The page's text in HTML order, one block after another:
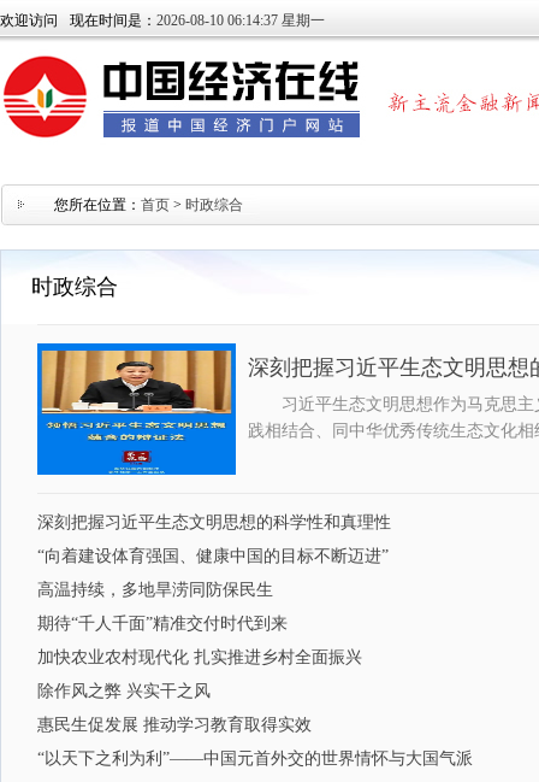
欢迎访问 现在时间是： 2026-08-10 06:14:37 星期一
您所在位置： 首页 > 时政综合
时政综合
深刻把握习近平生态文明思想
习近平生态文明思想作为马克思
践相结合、同中华优秀传统生态文化
深刻把握习近平生态文明思想的科学性和真理性
“向着建设体育强国、健康中国的目标不断迈进”
高温持续，多地旱涝同防保民生
期待“千人千面”精准交付时代到来
加快农业农村现代化 扎实推进乡村全面振兴
除作风之弊 兴实干之风
惠民生促发展 推动学习教育取得实效
“以天下之利为利”——中国元首外交的世界情怀与大国气派